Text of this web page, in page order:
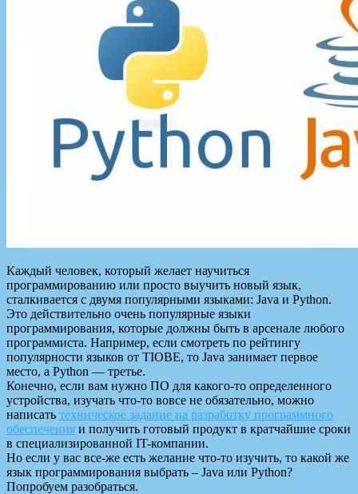
Каждый человек, который желает научиться
программированию или просто выучить новый язык,
сталкивается с двумя популярными языками: Java и Python.
Это действительно очень популярные языки
программирования, которые должны быть в арсенале любого
программиста. Например, если смотреть по рейтингу
популярности языков от TIOBE, то Java занимает первое
место, а Python — третье.
Конечно, если вам нужно ПО для какого-то определенного
устройства, изучать что-то вовсе не обязательно, можно
написать техническое задание на разработку программного
обеспечения и получить готовый продукт в кратчайшие сроки
в специализированной IT-компании.
Но если у вас все-же есть желание что-то изучить, то какой же
язык программирования выбрать – Java или Python?
Попробуем разобраться.